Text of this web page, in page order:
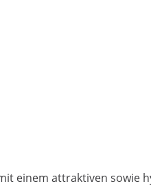
einem attraktiven sowie